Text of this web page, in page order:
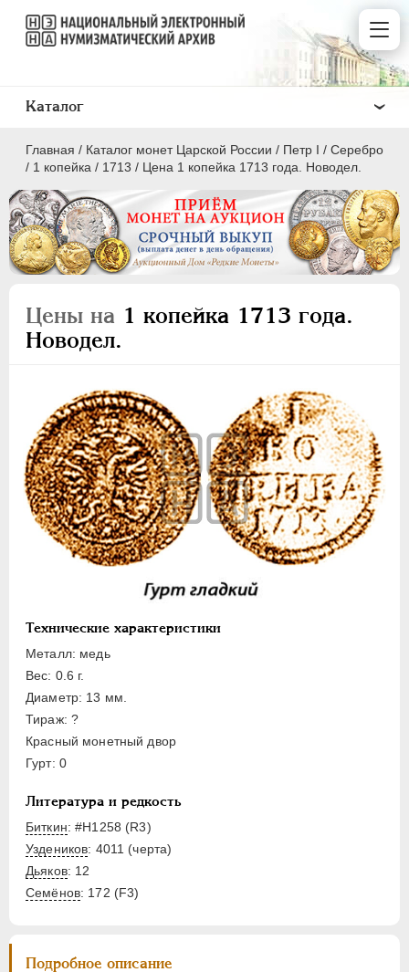
Главная / Каталог монет Царской России / Пeтр I / Серебро
/ 1 копейка / 1713 / Цена 1 копейка 1713 года. Новодел.
Цены на 1 копейка 1713 года.
Новодел.
Технические характеристики
Металл: медь
Вес: 0.6 г.
Диаметр: 13 мм.
Тираж: ?
Красный монетный двор
Гурт: 0
Литература и редкость
Биткин: #Н1258 (R3)
Уздеников: 4011 (черта)
Дьяков: 12
Семёнов: 172 (F3)
Подробное описание
Каталог
ПEТР I 1699 - 1725
Серебро
Полуполтинник
Гривенник
Гривна
10 денег
5 копеек
Алтын(ник)
1 копейка
Пробные
Для Речи Посполитой
Монетовидные жетоны
ЕКАТЕРИНА I
ПЕТР II 1727-1729
АННА ИОАННОВНА
ИОАНН АНТОНОВИЧ
ЕЛИЗАВЕТА 1741-1762
ПЕТР III 1762-1762
ЕКАТЕРИНА II
ПАВЕЛ I 1796-1801